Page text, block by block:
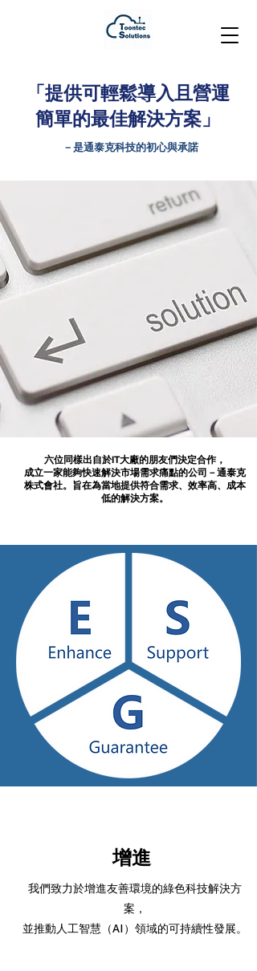
「提供可輕鬆導入且營運
簡單的最佳解決方案」
－是通泰克科技的初心與承諾
六位同樣出自於IT大廠的朋友們決定合作，
成立一家能夠快速解決市場需求痛點的公司－通泰克
株式會社。旨在為當地提供符合需求、效率高、成本
低的解決方案。
增進
我們致力於增進友善環境的綠色科技解決方
案，
並推動人工智慧（AI）領域的可持續性發展。